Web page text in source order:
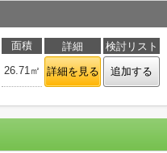
面積 詳細
検討リスト
26.71㎡ 詳細を見る 追加する